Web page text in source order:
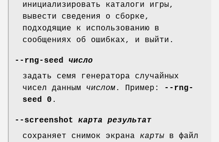
инициализировать каталоги игры,
вывести сведения о сборке,
подходящие к использованию в
сообщениях об ошибках, и выйти.
--rng-seed число
задать семя генератора случайных
чисел данным числом. Пример:
--rng-
seed
0 .
--screenshot карта
результат
сохраняет снимок экрана карты в файл